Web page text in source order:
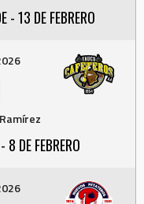
- 13 DE FEBRERO
8 DE FEBRERO